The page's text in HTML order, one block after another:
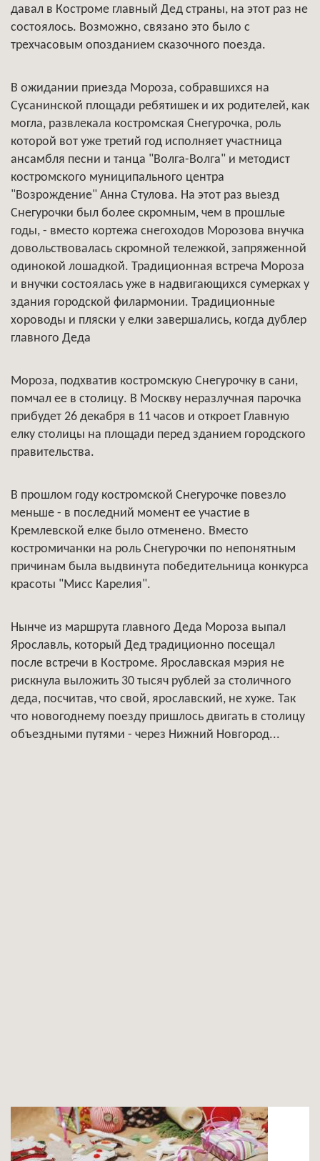
давал в Костроме главный Дед страны, на этот раз не
состоялось. Возможно, связано это было с
трехчасовым опозданием сказочного поезда.
В ожидании приезда Мороза, собравшихся на
Сусанинской площади ребятишек и их родителей, как
могла, развлекала костромская Снегурочка, роль
которой вот уже третий год исполняет участница
ансамбля песни и танца "Волга-Волга" и методист
костромского муниципального центра
"Возрождение" Анна Стулова. На этот раз выезд
Снегурочки был более скромным, чем в прошлые
годы, - вместо кортежа снегоходов Морозова внучка
довольствовалась скромной тележкой, запряженной
одинокой лошадкой. Традиционная встреча Мороза
и внучки состоялась уже в надвигающихся сумерках у
здания городской филармонии. Традиционные
хороводы и пляски у елки завершались, когда дублер
главного Деда
Мороза, подхватив костромскую Снегурочку в сани,
помчал ее в столицу. В Москву неразлучная парочка
прибудет 26 декабря в 11 часов и откроет Главную
елку столицы на площади перед зданием городского
правительства.
В прошлом году костромской Снегурочке повезло
меньше - в последний момент ее участие в
Кремлевской елке было отменено. Вместо
костромичанки на роль Снегурочки по непонятным
причинам была выдвинута победительница конкурса
красоты "Мисс Карелия".
Нынче из маршрута главного Деда Мороза выпал
Ярославль, который Дед традиционно посещал
после встречи в Костроме. Ярославская мэрия не
рискнула выложить 30 тысяч рублей за столичного
деда, посчитав, что свой, ярославский, не хуже. Так
что новогоднему поезду пришлось двигать в столицу
объездными путями - через Нижний Новгород...